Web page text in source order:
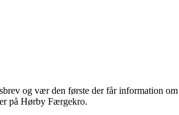
og vær den første der får information om
på Hørby Færgekro.